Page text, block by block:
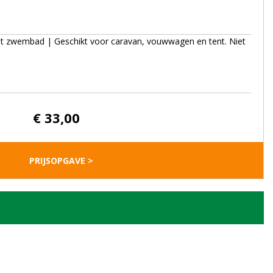
| Geschikt voor caravan, vouwwagen en tent. Niet
€ 33,00
PRIJSOPGAVE >